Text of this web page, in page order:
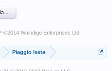
©2014 Waindigo Enterprises Ltd
Piaggio Iseta